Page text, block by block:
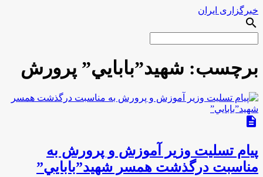
خبرگزاری ایران
search
برچسب: شهيد”بابايي” پرورش
description
پيام تسليت وزير آموزش و پرورش به
مناسبت درگذشت همسر شهيد”بابايي”